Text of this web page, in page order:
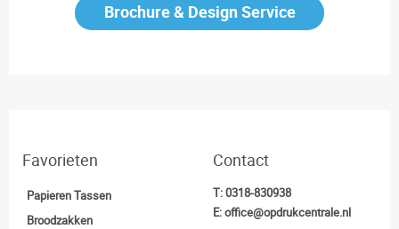
Brochure & Design Service
Favorieten
Papieren Tassen
Broodzakken
Contact
T:0318-830938
E:office@opdrukcentrale.nl